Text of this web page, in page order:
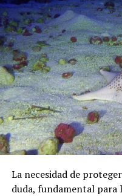
La necesidad de
duda, fundamental para